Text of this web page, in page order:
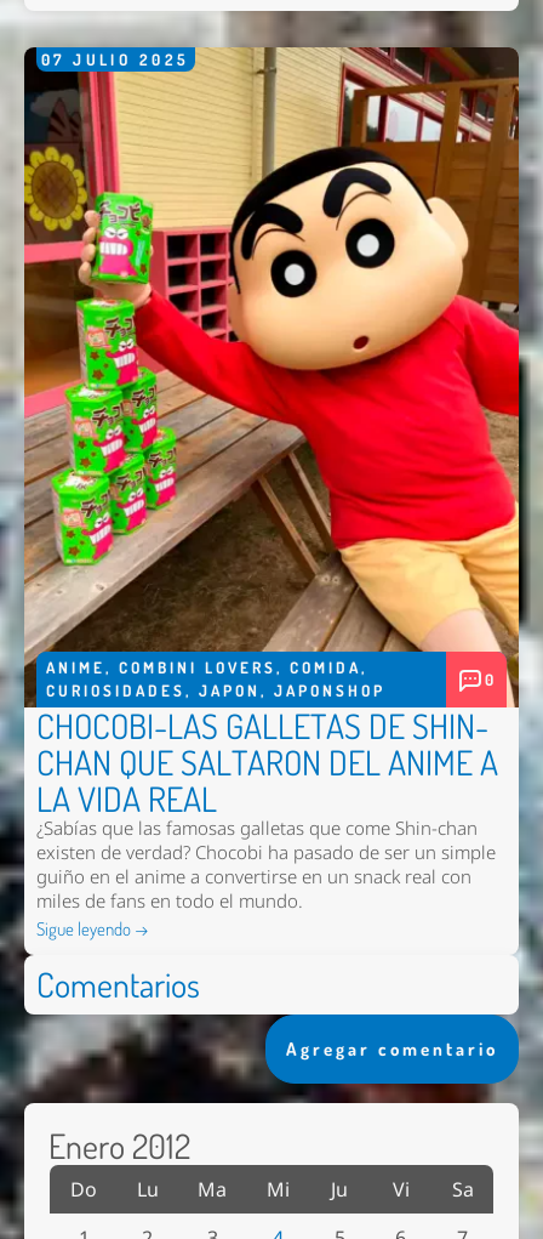
07 JULIO 2025
ANIME, COMBINI LOVERS, COMIDA,
CURIOSIDADES, JAPON , JAPONSHOP
0
CHOCOBI-LAS GALLETAS DE SHIN-
CHAN QUE SALTARON DEL ANIME A
LA VIDA REAL
¿Sabías que las famosas galletas que come Shin-chan
existen de verdad? Chocobi ha pasado de ser un simple
guiño en el anime a convertirse en un snack real con
miles de fans en todo el mundo.
Sigue leyendo →
Comentarios
Agregar comentario
Enero 2012
Do Lu Ma Mi Ju Vi
Sa